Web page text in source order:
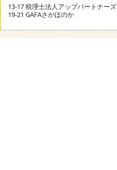
13-17 税理士法人アップパートナーズ
19-21 GAFAさがほのか